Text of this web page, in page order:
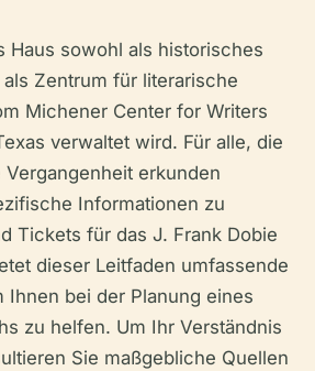
Haus sowohl als historisches
Zentrum für literarische
Michener Center for Writers
verwaltet wird. Für alle, die
erkunden
Informationen zu
Tickets für das J. Frank Dobie
dieser Leitfaden umfassende
Ihnen bei der Planung eines
zu helfen. Um Ihr Verständnis
Sie maßgebliche Quellen